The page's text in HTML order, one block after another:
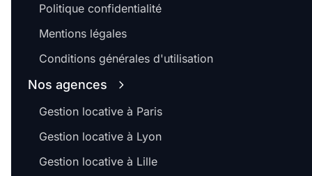
Politique confidentialité
Mentions légales
Conditions générales d'utilisation
Nos agences
Gestion locative à Paris
Gestion locative à Lyon
Gestion locative à Lille